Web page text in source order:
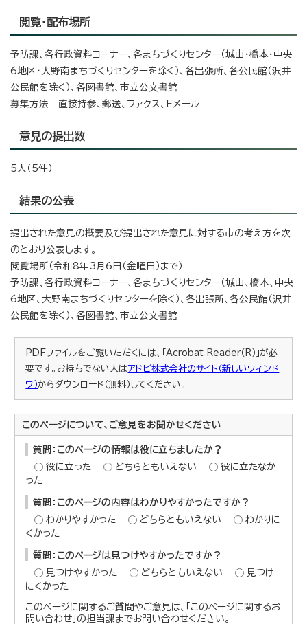
閲覧・配布場所
予防課、各行政資料コーナー、各まちづくりセンター（城山・橋本・中央
6地区・大野南まちづくりセンターを除く）、各出張所、各公民館（沢井
公民館を除く）、各図書館、市立公文書館
募集方法 直接持参、郵送、ファクス、Eメール
意見の提出数
5人（5件）
結果の公表
提出された意見の概要及び提出された意見に対する市の考え方を次
のとおり公表します。
閲覧場所（令和8年3月6日（金曜日）まで）
予防課、各行政資料コーナー、各まちづくりセンター（城山、橋本、中央
6地区、大野南まちづくりセンターを除く）、各出張所、各公民館（沢井
公民館を除く）、各図書館、市立公文書館
PDFファイルをご覧いただくには、「Acrobat Reader（R）」が必
要です。お持ちでない人はアドビ株式会社のサイト（新しいウィンド
ウ）からダウンロード（無料）してください。
このページについて、ご意見をお聞かせください
質問：このページの情報は役に立ちましたか？
役に立った
どちらともいえない
役に立たなか
った
質問：このページの内容はわかりやすかったですか？
わかりやすかった
どちらともいえない
わかりに
くかった
質問：このページは見つけやすかったですか？
見つけやすかった
どちらともいえない
見つけ
にくかった
このページに関するご質問やご意見は、「このページに関するお
問い合わせ」の担当課までお問い合わせください。